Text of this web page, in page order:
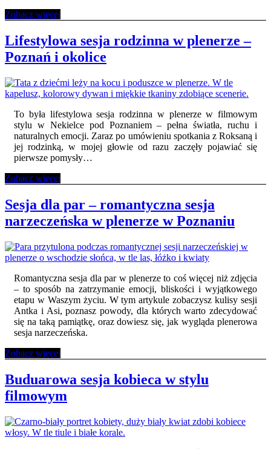
Zobacz więcej
do
sesji
Kompletny
poradnik
krok
po
kroku
Lifestylowa sesja rodzinna w plenerze –
Poznań i okolice
To była lifestylowa sesja rodzinna w plenerze w filmowym
stylu w Nekielce pod Poznaniem – pełna światła, ruchu i
naturalnych emocji. Zaraz po umówieniu spotkania z Roksaną i
jej rodzinką, w mojej głowie od razu zaczęły pojawiać się
pierwsze pomysły…
Zobacz więcej
w
plenerze
Poznań
i
okolice
Sesja dla par – romantyczna sesja
narzeczeńska w plenerze w Poznaniu
Romantyczna sesja dla par w plenerze to coś więcej niż zdjęcia
– to sposób na zatrzymanie emocji, bliskości i wyjątkowego
etapu w Waszym życiu. W tym artykule zobaczysz kulisy sesji
Antka i Asi, poznasz powody, dla których warto zdecydować
się na taką pamiątkę, oraz dowiesz się, jak wygląda plenerowa
sesja narzeczeńska.
Zobacz więcej
–
romantyczna
narzeczeńska
w
plenerze
Buduarowa sesja kobieca w stylu
filmowym